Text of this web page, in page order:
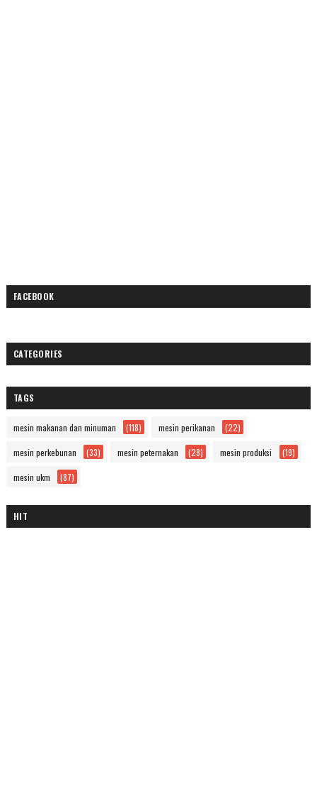
FACEBOOK
CATEGORIES
TAGS
mesin makanan dan minuman (118) mesin perikanan (22)
mesin perkebunan (33) mesin peternakan (28) mesin produksi (19)
mesin ukm (87)
HIT